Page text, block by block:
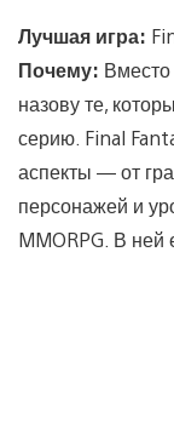
Лучшая игра:
Почему: Вместо
назову те,
серию. Final
аспекты — от
персонажей и
MMORPG. В ней